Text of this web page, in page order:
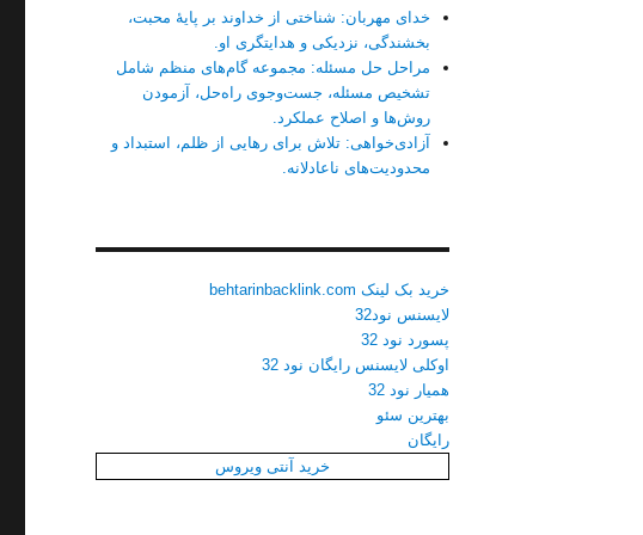
خدای مهربان: شناختی از خداوند بر پایهٔ محبت،
بخشندگی، نزدیکی و هدایتگری او.
مراحل حل مسئله: مجموعه گام‌های منظم شامل
تشخیص مسئله، جست‌وجوی راه‌حل، آزمودن
روش‌ها و اصلاح عملکرد.
آزادی‌خواهی: تلاش برای رهایی از ظلم، استبداد و
محدودیت‌های ناعادلانه.
خرید بک لینک behtarinbacklink.com
لایسنس نود32
پسورد نود 32
اوکلی لایسنس رایگان نود 32
همیار نود 32
بهترین سئو
رایگان
خرید آنتی ویروس